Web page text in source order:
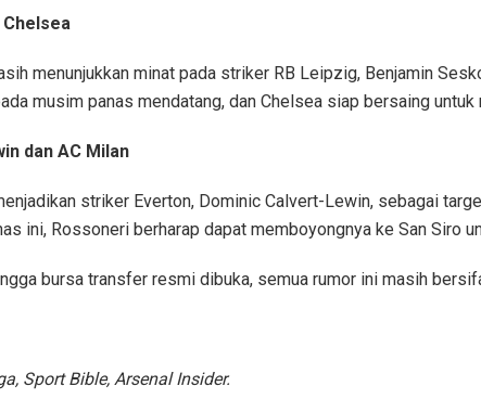
Chelsea
menunjukkan minat pada striker RB Leipzig, Benjamin
musim panas mendatang, dan Chelsea siap bersaing untuk
dan AC Milan
striker Everton, Dominic Calvert-Lewin, sebagai
ini, Rossoneri berharap dapat memboyongnya ke San Siro
bursa transfer resmi dibuka, semua rumor ini masih
Sport Bible, Arsenal Insider.